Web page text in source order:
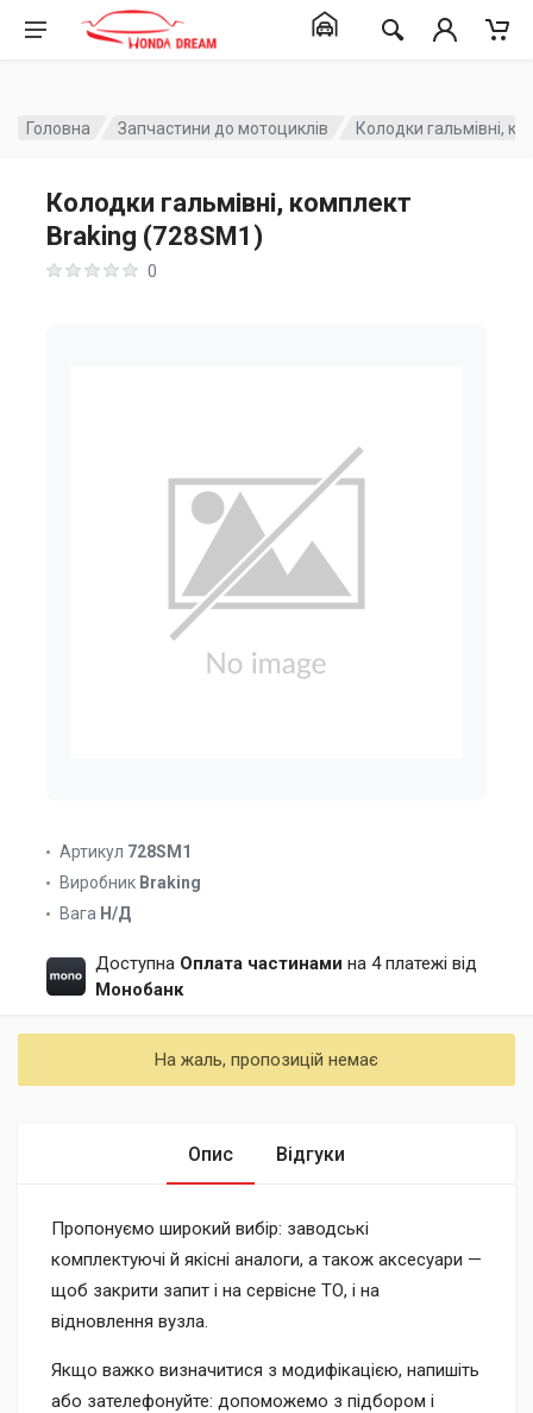
Головна Запчастини до мотоциклів Колодки гальмівні,
Колодки гальмівні, комплект
Braking (728SM1)
0
Артикул 728SM1
Виробник Braking
Вага Н/Д
Доступна Оплата частинами на 4 платежі від
Монобанк
На жаль, пропозицій немає
Опис Відгуки
Пропонуємо широкий вибір: заводські
комплектуючі й якісні аналоги, а також аксесуари —
щоб закрити запит і на сервісне ТО, і на
відновлення вузла.
Якщо важко визначитися з модифікацією, напишіть
або зателефонуйте: допоможемо з підбором і